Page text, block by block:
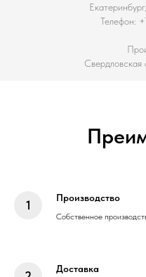
Телефон:
Свердловская
Производство
Собственное
Доставка